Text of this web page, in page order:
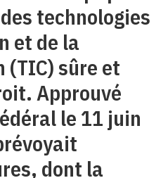
technologies
et de la
sûre et
Approuvé
le 11 juin
dont la